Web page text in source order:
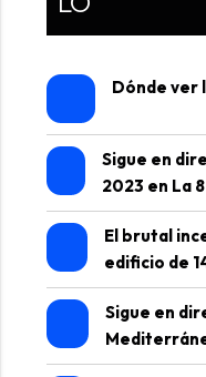
Dónde ver
Sigue en
2023 en La
El brutal
edificio de
Sigue en